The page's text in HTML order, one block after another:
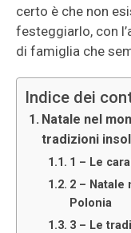
certo è che non
festeggiarlo, con
di famiglia che
Indice dei
Natale nel
tradizioni
1 – Le
2 – Natale
Polonia
3 – Le